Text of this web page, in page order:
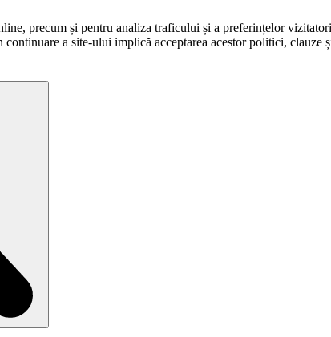
precum și pentru analiza traficului și a preferințelor
continuare a site-ului implică acceptarea acestor politici, clauze